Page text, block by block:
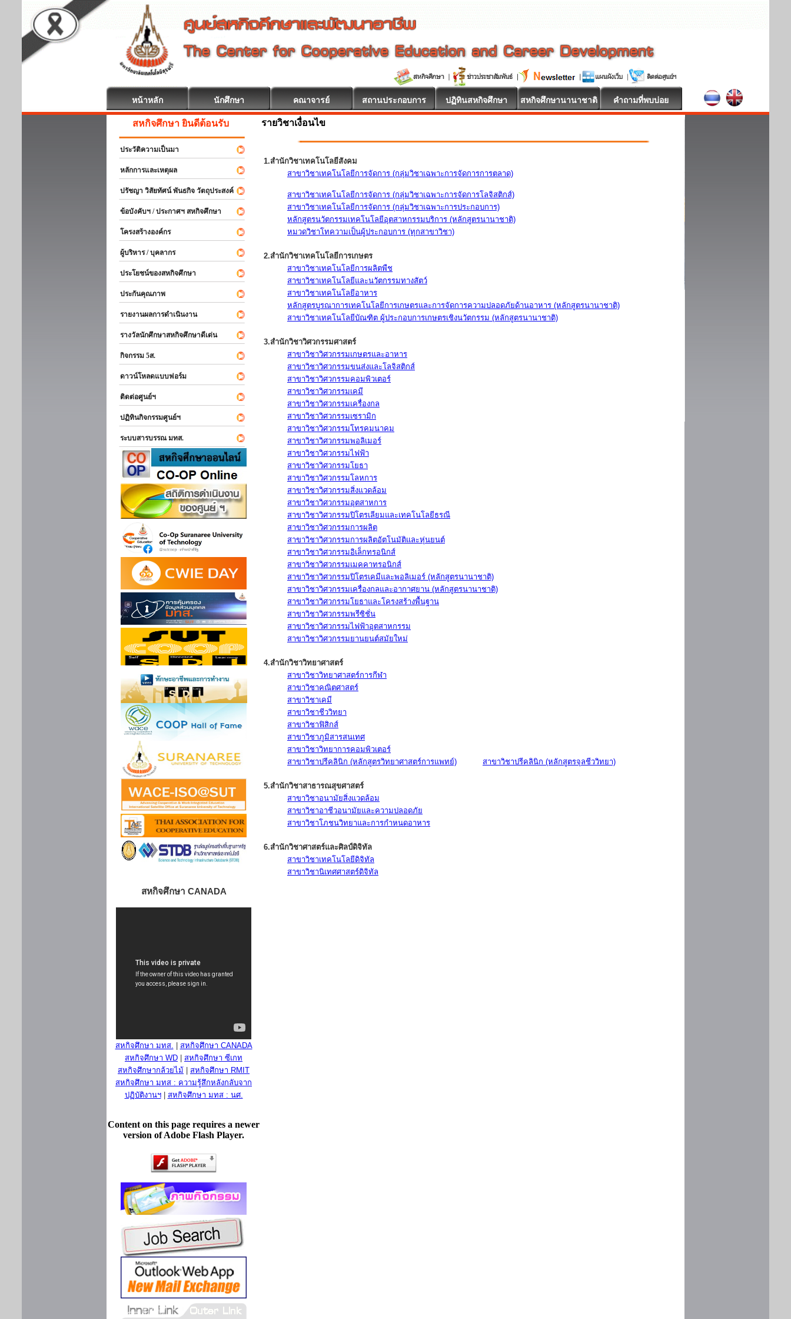
หน้าหลัก นักศึกษา คณาจารย์ สถานประกอบการ ปฏิทินสหกิจศึกษา สหกิจศึกษานานาชาติ คำถามที่พบบ่อย
สหกิจศึกษา ยินดีต้อนรับ
ประวัติความเป็นมา
หลักการและเหตุผล
ปรัชญา วิสัยทัศน์ พันธกิจ วัตถุประสงค์
ข้อบังคับฯ / ประกาศฯ สหกิจศึกษา
โครงสร้างองค์กร
ผู้บริหาร / บุคลากร
ประโยชน์ของสหกิจศึกษา
ประกันคุณภาพ
รายงานผลการดำเนินงาน
รางวัลนักศึกษาสหกิจศึกษาดีเด่น
กิจกรรม 5ส.
ดาวน์โหลดแบบฟอร์ม
ติดต่อศูนย์ฯ
ปฏิทินกิจกรรมศูนย์ฯ
ระบบสารบรรณ มทส.
สหกิจศึกษา CANADA
สหกิจศึกษา มทส.
สหกิจศึกษา CANADA
สหกิจศึกษา WD
สหกิจศึกษา ซีเกท
สหกิจศึกษากล้วยไม้
สหกิจศึกษา RMIT
สหกิจศึกษา มทส : ความรู้สึกหลังกลับจาก
ปฏิบัติงานฯ| สหกิจศึกษา มทส : นศ.
Content on this page requires a newer
version of Adobe Flash Player.
รายวิชาเงื่อนไข
1.สำนักวิชาเทคโนโลยีสังคม
สาขาวิชาเทคโนโลยีการจัดการ (กลุ่มวิชาเฉพาะการจัดการการตลาด)
สาขาวิชาเทคโนโลยีการจัดการ (กลุ่มวิชาเฉพาะการจัดการโลจิสติกส์)
สาขาวิชาเทคโนโลยีการจัดการ (กลุ่มวิชาเฉพาะการประกอบการ)
หลักสูตรนวัตกรรมเทคโนโลยีอุตสาหกรรมบริการ (หลักสูตรนานาชาติ)
หมวดวิชาโทความเป็นผู้ประกอบการ (ทุกสาขาวิชา)
2.สำนักวิชาเทคโนโลยีการเกษตร
สาขาวิชาเทคโนโลยีการผลิตพืช
สาขาวิชาเทคโนโลยีและนวัตกรรมทางสัตว์
สาขาวิชาเทคโนโลยีอาหาร
หลักสูตรบูรณาการเทคโนโลยีการเกษตรและการจัดการความปลอดภัยด้านอาหาร (หลักสูตรนานาชาติ)
สาขาวิชาเทคโนโลยีบัณฑิต ผู้ประกอบการเกษตรเชิงนวัตกรรม (หลักสูตรนานาชาติ)
3.สำนักวิชาวิศวกรรมศาสตร์
สาขาวิชาวิศวกรรมเกษตรและอาหาร
สาขาวิชาวิศวกรรมขนส่งและโลจิสติกส์
สาขาวิชาวิศวกรรมคอมพิวเตอร์
สาขาวิชาวิศวกรรมเคมี
สาขาวิชาวิศวกรรมเครื่องกล
สาขาวิชาวิศวกรรมเซรามิก
สาขาวิชาวิศวกรรมโทรคมนาคม
สาขาวิชาวิศวกรรมพอลิเมอร์
สาขาวิชาวิศวกรรมไฟฟ้า
สาขาวิชาวิศวกรรมโยธา
สาขาวิชาวิศวกรรมโลหการ
สาขาวิชาวิศวกรรมสิ่งแวดล้อม
สาขาวิชาวิศวกรรมอุตสาหการ
สาขาวิชาวิศวกรรมปิโตรเลียมและเทคโนโลยีธรณี
สาขาวิชาวิศวกรรมการผลิต
สาขาวิชาวิศวกรรมการผลิตอัตโนมัติและหุ่นยนต์
สาขาวิชาวิศวกรรมอิเล็กทรอนิกส์
สาขาวิชาวิศวกรรมเมคคาทรอนิกส์
สาขาวิชาวิศวกรรมปิโตรเคมีและพอลิเมอร์ (หลักสูตรนานาชาติ)
สาขาวิชาวิศวกรรมเครื่องกลและอากาศยาน (หลักสูตรนานาชาติ)
สาขาวิชาวิศวกรรมโยธาและโครงสร้างพื้นฐาน
สาขาวิชาวิศวกรรมพรีซิชั่น
สาขาวิชาวิศวกรรมไฟฟ้าอุตสาหกรรม
สาขาวิชาวิศวกรรมยานยนต์สมัยใหม่
4.สำนักวิชาวิทยาศาสตร์
สาขาวิชาวิทยาศาสตร์การกีฬา
สาขาวิชาคณิตศาสตร์
สาขาวิชาเคมี
สาขาวิชาชีววิทยา
สาขาวิชาฟิสิกส์
สาขาวิชาภูมิสารสนเทศ
สาขาวิชาวิทยาการคอมพิวเตอร์
สาขาวิชาปรีคลินิก (หลักสูตรวิทยาศาสตร์การแพทย์)
สาขาวิชาปรีคลินิก (หลักสูตรจุลชีววิทยา)
5.สำนักวิชาสาธารณสุขศาสตร์
สาขาวิชาอนามัยสิ่งแวดล้อม
สาขาวิชาอาชีวอนามัยและความปลอดภัย
สาขาวิชาโภชนวิทยาและการกำหนดอาหาร
6.สำนักวิชาศาสตร์และศิลป์ดิจิทัล
สาขาวิชาเทคโนโลยีดิจิทัล
สาขาวิชานิเทศศาสตร์ดิจิทัล